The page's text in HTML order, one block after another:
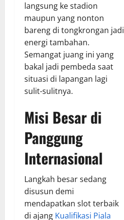
langsung ke stadion
maupun yang nonton
bareng di tongkrongan jadi
energi tambahan.
Semangat juang ini yang
bakal jadi pembeda saat
situasi di lapangan lagi
sulit-sulitnya.
Misi Besar di
Panggung
Internasional
Langkah besar sedang
disusun demi
mendapatkan slot terbaik
di ajang Kualifikasi Piala